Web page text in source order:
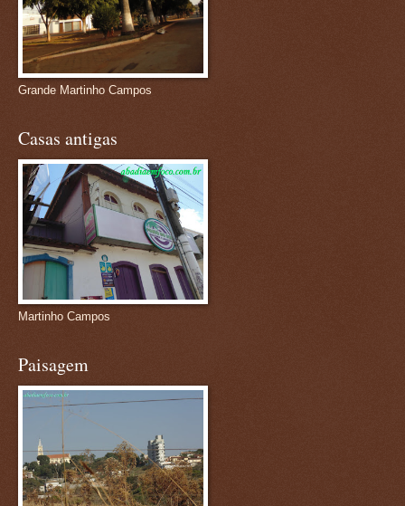
Grande Martinho Campos
Casas antigas
Martinho Campos
Paisagem